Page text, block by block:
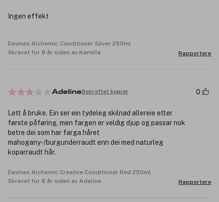
Ingen effekt
Davines Alchemic Conditioner Silver 250ml
Skrevet for 8 år siden av Kamilla
Rapportere
AdelineBekreftet kjøper 0
Lett å bruke. Ein ser ein tydeleg skilnad allereie etter
første påføring, men fargen er veldig djup og passar nok
betre dei som har farga håret
mahogany-/burgunderraudt enn dei med naturleg
koparraudt hår.
Davines Alchemic Creative Conditioner Red 250ml
Skrevet for 8 år siden av Adeline
Rapportere